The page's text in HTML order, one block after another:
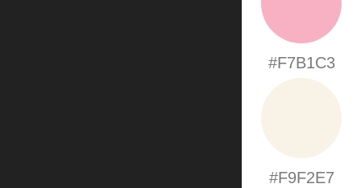
#F7B1C3
#F9F2E7